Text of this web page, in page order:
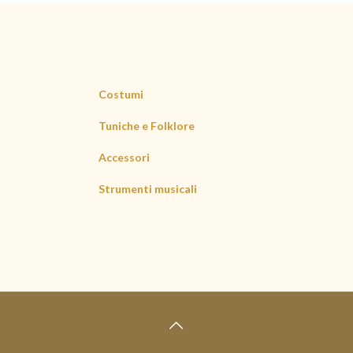
Costumi
Tuniche e Folklore
Accessori
Strumenti musicali